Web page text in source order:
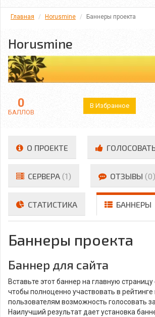
Главная Horusmine Баннеры проекта
Horusmine
0
БАЛЛОВ
В Избранное
О ПРОЕКТЕ
СЕРВЕРА (1) ОТЗЫВЫ (0)
СТАТИСТИКА БАННЕРЫ
Баннеры проекта
Баннер для сайта
Вставьте этот баннер на главную
чтобы полноценно участвовать в рейтинге
пользователям возможность голосовать
Наилучший результат дает установка